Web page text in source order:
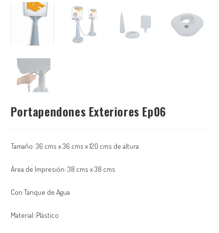
Portapendones Exteriores Ep06
Tamaño: 36 cms x 36 cms x 120 cms de altura
Área de Impresión: 38 cms x 38 cms
Con Tanque de Agua
Material: Plástico